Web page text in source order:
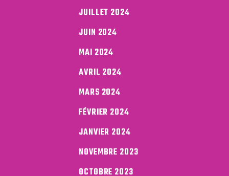
JUILLET 2024
JUIN 2024
MAI 2024
AVRIL 2024
MARS 2024
FÉVRIER 2024
JANVIER 2024
NOVEMBRE 2023
OCTOBRE 2023